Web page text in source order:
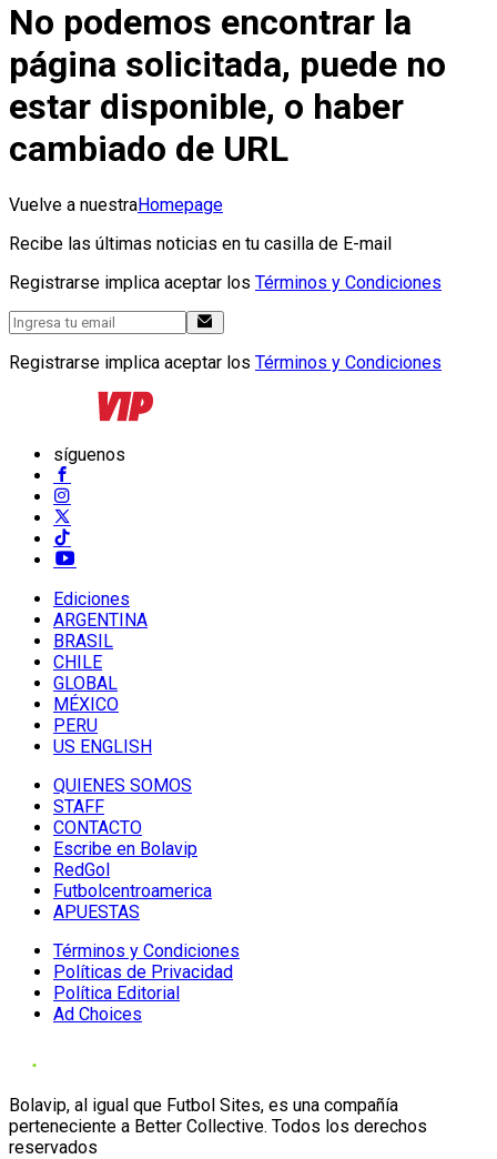
No podemos encontrar la
página solicitada, puede no
estar disponible, o haber
cambiado de URL
Vuelve a nuestraHomepage
Recibe las últimas noticias en tu casilla de E-mail
Registrarse implica aceptar los Términos y Condiciones
Registrarse implica aceptar los Términos y Condiciones
síguenos
Ediciones
ARGENTINA
BRASIL
CHILE
GLOBAL
MÉXICO
PERU
US ENGLISH
QUIENES SOMOS
STAFF
CONTACTO
Escribe en Bolavip
RedGol
Futbolcentroamerica
APUESTAS
Términos y Condiciones
Políticas de Privacidad
Política Editorial
Ad Choices
Bolavip, al igual que Futbol Sites, es una compañía
perteneciente a Better Collective. Todos los derechos
reservados